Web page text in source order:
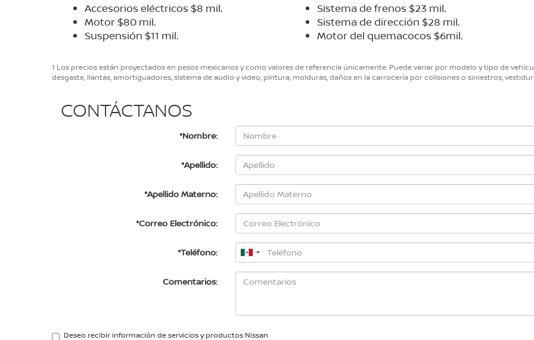
Accesorios eléctricos $8 mil.
Motor $80 mil.
Suspensión $11 mil.
Sistema de frenos $23 mil.
Sistema de dirección $28 mil.
Motor del quemacocos $6mil.
1 Los precios están proyectados en pesos mexicanos y como valores de referencia únicamente. Puede variar por modelo y tipo de
desgaste, llantas, amortiguadores, sistema de audio y video, pintura, molduras, daños en la carrocería por colisiones o siniestros,
CONTÁCTANOS
*Nombre:
*Apellido:
*Apellido Materno:
*Correo Electrónico:
*Teléfono:
Comentarios:
Deseo recibir información de servicios y productos Nissan